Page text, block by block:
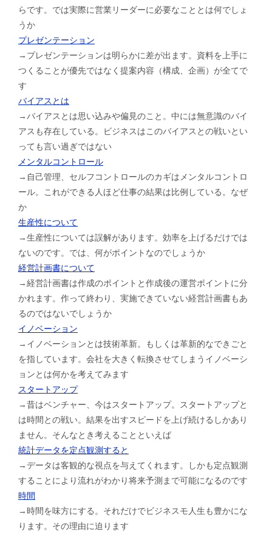
らです。では実際に営業リーダーに必要なこととは何でしょ
うか
プレゼンテーション
→プレゼンテーションは明らかに差が出ます。資料を上手に
つくることが優先ではなく提案内容（構成、企画）が全てで
す
バイアスとは
→バイアスとは思い込みや偏見のこと。中には無意識のバイ
アスも存在している。ビジネスはこのバイアスとの戦いとい
っても言い過ぎではない
メンタルコントロール
→自己管理、セルフコントロールのカギはメンタルコントロ
ール。これができる人ほど仕事の結果は比例している。なぜ
か
生産性について
→生産性については誤解があります。効率を上げるだけでは
ないのです。では、何がポイントなのでしょうか
経営計画書について
→経営計画書は作成のポイントと作成後の運営ポイントに分
かれます。作って終わり、実施できていない経営計画書もあ
るのではないでしょうか
イノベーション
→イノベーションとは技術革新。もしくは革新的なできごと
を指しています。会社を大きく転換させてしまうイノベーシ
ョンとは何かを考えてみます
スタートアップ
→昔はベンチャー、今はスタートアップ。スタートアップと
は時間との戦い。結果を出すスピードを上げ続けるしかあり
ません。そんなとき考えることといえば
統計データを定点観測すると
→データは客観的な視点を与えてくれます。しかも定点観測
することにより流れがわかり将来予測まで可能になるのです
時間
→時間を味方にする。それだけでビジネスモ人生も豊かにな
ります。その理由に迫ります